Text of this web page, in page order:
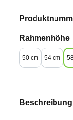
Rahmenhöhe
50 cm 54 cm
Beschreibung